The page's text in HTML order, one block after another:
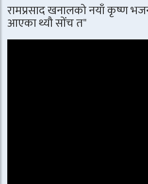
रामप्रसाद खनालको नयाँ कृष्ण
आएका थ्यौ सोंच त"